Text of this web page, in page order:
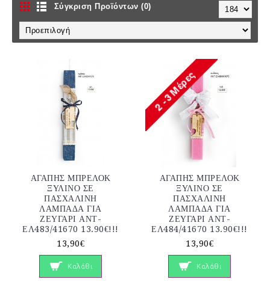
Σύγκριση Προϊόντων (0)
ΑΓΑΠΗΣ ΜΠΡΕΛΟΚ
ΞΥΛΙΝΟ ΣΕ
ΠΑΣΧΑΛΙΝΗ
ΛΑΜΠΑΔΑ ΓΙΑ
ΖΕΥΓΑΡΙ ΑΝΤ-
ΕΛ483/41670 13.90€!!!
13,90€
Καλάθι
ΑΓΑΠΗΣ ΜΠΡΕΛΟΚ
ΞΥΛΙΝΟ ΣΕ
ΠΑΣΧΑΛΙΝΗ
ΛΑΜΠΑΔΑ ΓΙΑ
ΖΕΥΓΑΡΙ ΑΝΤ-
ΕΛ484/41670 13.90€!!!
13,90€
Καλάθι